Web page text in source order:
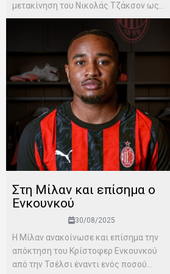
μετακίνηση του Νικολάς Τζάκσον ως...
Στη Μίλαν και επίσημα ο
Ενκουνκού
30/08/2025
H Μίλαν ανακοίνωσε και επίσημα την
απόκτηση του Κρίστοφερ Ενκουνκού
από την Τσέλσι έναντι ενός ποσού...